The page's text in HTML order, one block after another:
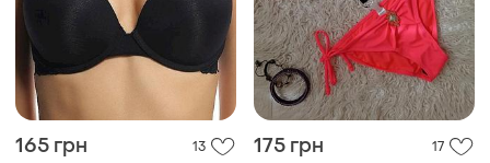
165 грн 13 175 грн 17